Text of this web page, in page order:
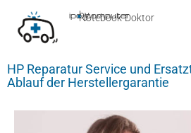
Notebook-Doktor
by
■
ipc-computer
HP Reparatur Service und
Ablauf der Herstellergarantie